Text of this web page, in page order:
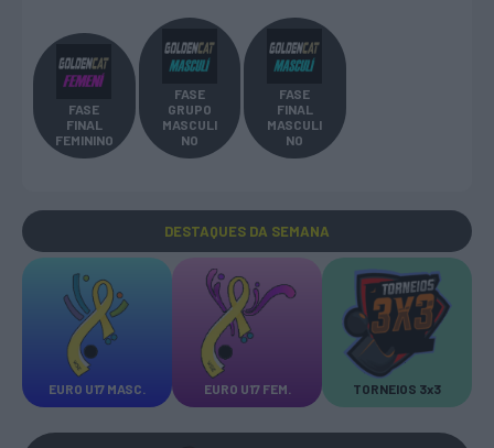
FASE
FINAL
FEMININO
FASE
GRUPO
MASCULI
NO
FASE
FINAL
MASCULI
NO
DESTAQUES DA SEMANA
EURO U17 MASC. EURO U17 FEM. TORNEIOS 3x3